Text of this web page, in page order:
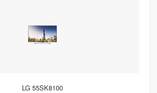
LG 55SK8100